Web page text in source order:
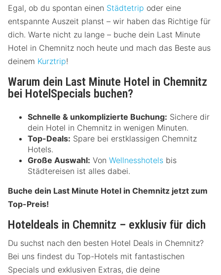
Egal, ob du spontan einen Städtetrip oder eine
entspannte Auszeit planst – wir haben das Richtige für
dich. Warte nicht zu lange – buche dein Last Minute
Hotel in Chemnitz noch heute und mach das Beste aus
deinem Kurztrip!
Warum dein Last Minute Hotel in Chemnitz
bei HotelSpecials buchen?
Schnelle & unkomplizierte Buchung: Sichere dir
dein Hotel in Chemnitz in wenigen Minuten.
Top-Deals: Spare bei erstklassigen Chemnitz
Hotels.
Große Auswahl: Von Wellnesshotels bis
Städtereisen ist alles dabei.
Buche dein Last Minute Hotel in Chemnitz jetzt zum
Top-Preis!
Hoteldeals in Chemnitz – exklusiv für dich
Du suchst nach den besten Hotel Deals in Chemnitz?
Bei uns findest du Top-Hotels mit fantastischen
Specials und exklusiven Extras, die deine